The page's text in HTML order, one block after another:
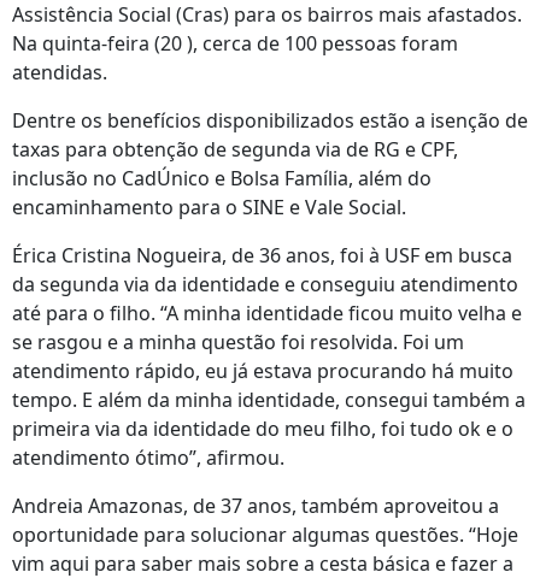
Assistência Social (Cras) para os bairros mais afastados.
Na quinta-feira (20 ), cerca de 100 pessoas foram
atendidas.
Dentre os benefícios disponibilizados estão a isenção de
taxas para obtenção de segunda via de RG e CPF,
inclusão no CadÚnico e Bolsa Família, além do
encaminhamento para o SINE e Vale Social.
Érica Cristina Nogueira, de 36 anos, foi à USF em busca
da segunda via da identidade e conseguiu atendimento
até para o filho. “A minha identidade ficou muito velha e
se rasgou e a minha questão foi resolvida. Foi um
atendimento rápido, eu já estava procurando há muito
tempo. E além da minha identidade, consegui também a
primeira via da identidade do meu filho, foi tudo ok e o
atendimento ótimo”, afirmou.
Andreia Amazonas, de 37 anos, também aproveitou a
oportunidade para solucionar algumas questões. “Hoje
vim aqui para saber mais sobre a cesta básica e fazer a